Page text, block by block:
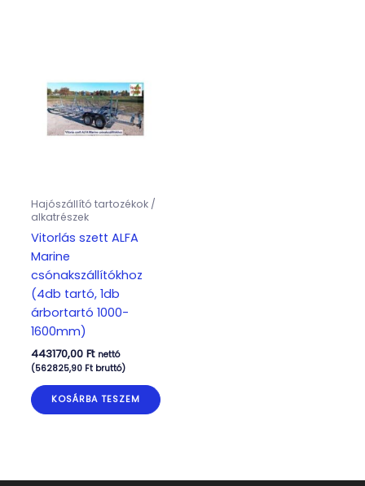
Hajószállító tartozékok /
alkatrészek
Vitorlás szett ALFA
Marine
csónakszállítókhoz
(4db tartó, 1db
árbortartó 1000-
1600mm)
443170,00 Ft nettó
(562825,90 Ftbruttó)
KOSÁRBA TESZEM